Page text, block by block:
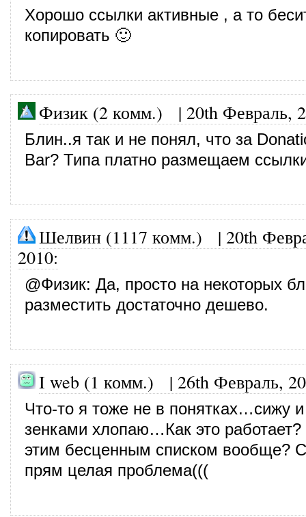
Хорошо ссылки активные , а то
копировать 🙂
Физик (2 комм.) | 20th Февраль,
Блин..я так и не понял, что за
Bar? Типа платно размещаем
Шелвин (1117 комм.) | 20th
2010:
@Физик: Да, просто на некоторых
разместить достаточно дешево.
I web (1 комм.) | 26th Февраль,
Что-то я тоже не в понятках…сижу и
зенками хлопаю…Как это работает?
этим бесценным списком вообще?
прям целая проблема(((